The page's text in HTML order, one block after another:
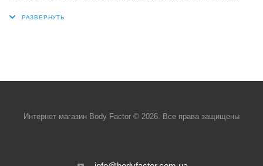
Интернет-магазин Body Factor © 2026. Все права защищены